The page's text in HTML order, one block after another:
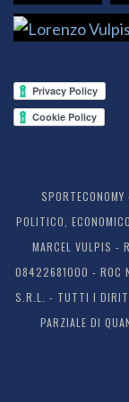
POLITICO,
MARCEL VULPIS
08422681000 - ROC
S.R.L. - TUTTI I
PARZIALE DI